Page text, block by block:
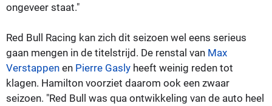
ongeveer staat."
Red Bull Racing kan zich dit seizoen wel eens serieus
gaan mengen in de titelstrijd. De renstal van Max
Verstappen en Pierre Gasly heeft weinig reden tot
klagen. Hamilton voorziet daarom ook een zwaar
seizoen. "Red Bull was qua ontwikkeling van de auto heel